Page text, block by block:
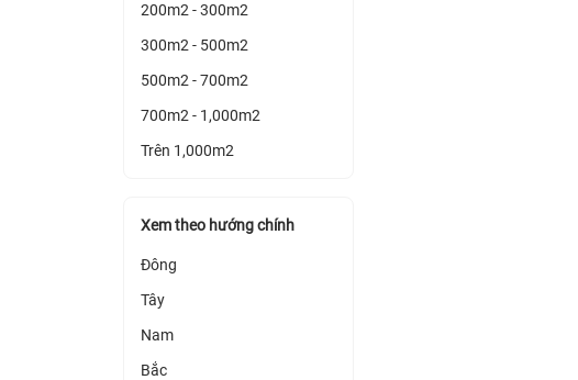
200m2 - 300m2
300m2 - 500m2
500m2 - 700m2
700m2 - 1,000m2
Trên 1,000m2
Xem theo hướng chính
Đông
Tây
Nam
Bắc